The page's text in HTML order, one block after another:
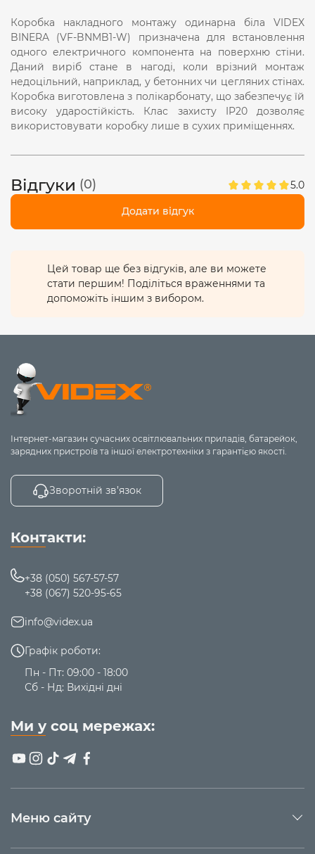
Коробка накладного монтажу одинарна біла VIDEX
BINERA (VF-BNMB1-W) призначена для встановлення
одного електричного компонента на поверхню стіни.
Даний виріб стане в нагоді, коли врізний монтаж
недоцільний, наприклад, у бетонних чи цегляних стінах.
Коробка виготовлена з полікарбонату, що забезпечує їй
високу ударостійкість. Клас захисту IP20 дозволяє
використовувати коробку лише в сухих приміщеннях.
Відгуки (0) 5.0
Додати відгук
Цей товар ще без відгуків, але ви можете
стати першим! Поділіться враженнями та
допоможіть іншим з вибором.
Інтернет-магазин сучасних освітлювальних приладів, батарейок,
зарядних пристроїв та іншої електротехніки з гарантією якості.
Зворотній зв’язок
Меню сайту
Контакти:
+38 (050) 567-57-57
+38 (067) 520-95-65
info@videx.ua
Графік роботи:
Пн - Пт: 09:00 - 18:00
Сб - Нд: Вихідні дні
Ми у соц мережах: